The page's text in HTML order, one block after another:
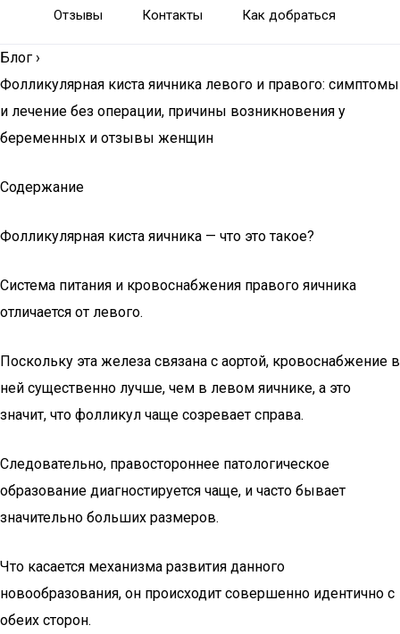
Отзывы Контакты Как добраться
Блог ›
Фолликулярная киста яичника левого и правого: симптомы
и лечение без операции, причины возникновения у
беременных и отзывы женщин
Содержание
Фолликулярная киста яичника — что это такое?
Система питания и кровоснабжения правого яичника
отличается от левого.
Поскольку эта железа связана с аортой, кровоснабжение в
ней существенно лучше, чем в левом яичнике, а это
значит, что фолликул чаще созревает справа.
Следовательно, правостороннее патологическое
образование диагностируется чаще, и часто бывает
значительно больших размеров.
Что касается механизма развития данного
новообразования, он происходит совершенно идентично с
обеих сторон.